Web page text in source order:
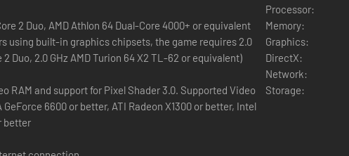
2 Duo, AMD Athlon 64 Dual-Core 4000+ or equivalent
using built-in graphics chipsets, the game requires 2.0
2 Duo, 2.0 GHz AMD Turion 64 X2 TL-62 or equivalent)
RAM and support for Pixel Shader 3.0. Supported Video
GeForce 6600 or better, ATI Radeon X1300 or better, Intel
better
Processor:
Memory:
Graphics:
DirectX:
Network:
Storage: